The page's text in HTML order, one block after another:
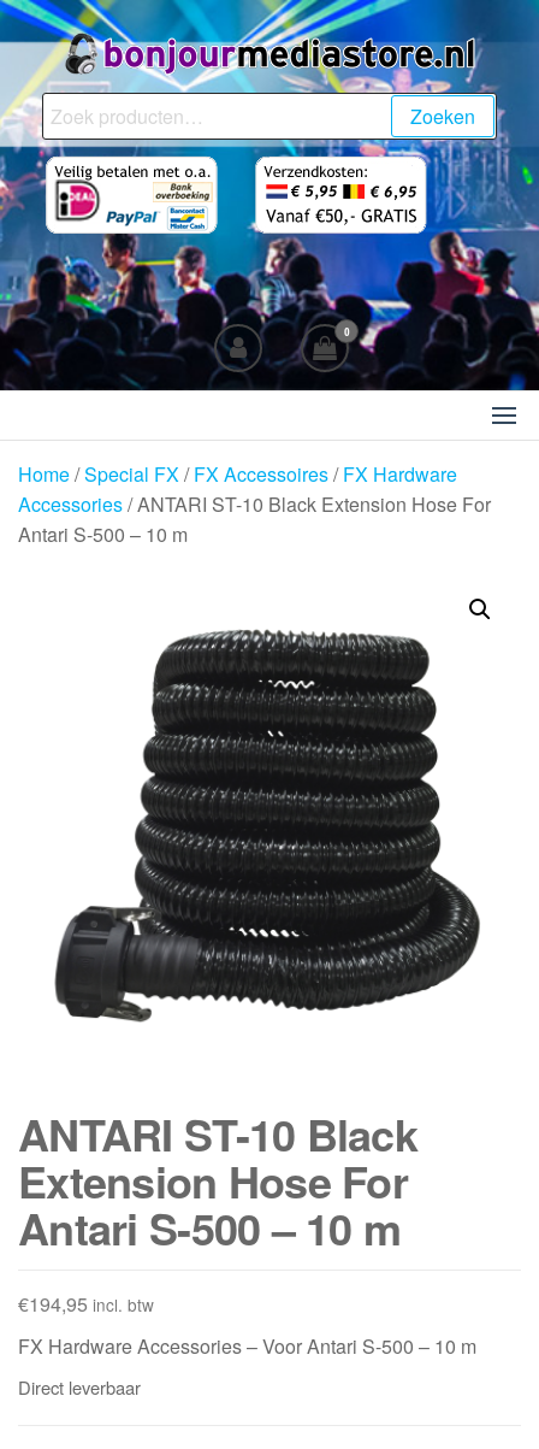
Ga
naar
inhoudBonjourMediaStore.nl
Professionals in
Zoeken
naar:
Zoeken
0
Home/Special FX/FX Accessoires/FX Hardware
Accessories/ ANTARI ST-10 Black Extension Hose For
Antari S-500 – 10 m
ANTARI ST-10 Black
Extension Hose For
Antari S-500 – 10 m
€194,95 incl. btw
FX Hardware Accessories – Voor Antari S-500 – 10 m
Direct leverbaar